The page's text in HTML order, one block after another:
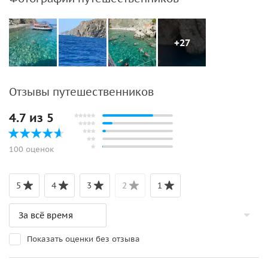
+27
Отзывы путешественников
4.7 из 5
100 оценок
5 4 3 2 1
Показать оценки без отзыва